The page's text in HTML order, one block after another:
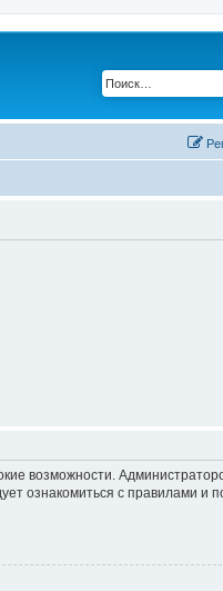
возможности.
ознакомиться с правилами и